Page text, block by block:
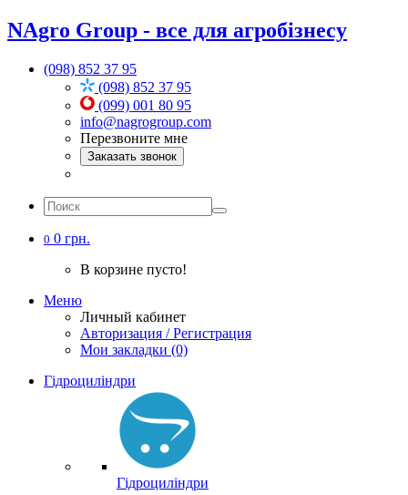
NAgro Group - все для агробізнесу
(098) 852 37 95
(098) 852 37 95
(099) 001 80 95
info@nagrogroup.com
Перезвоните мне
Заказать звонок
0 0 грн.
В корзине пусто!
Меню
Личный кабинет
Авторизация / Регистрация
Мои закладки (0)
Гідроциліндри
Гідроциліндри